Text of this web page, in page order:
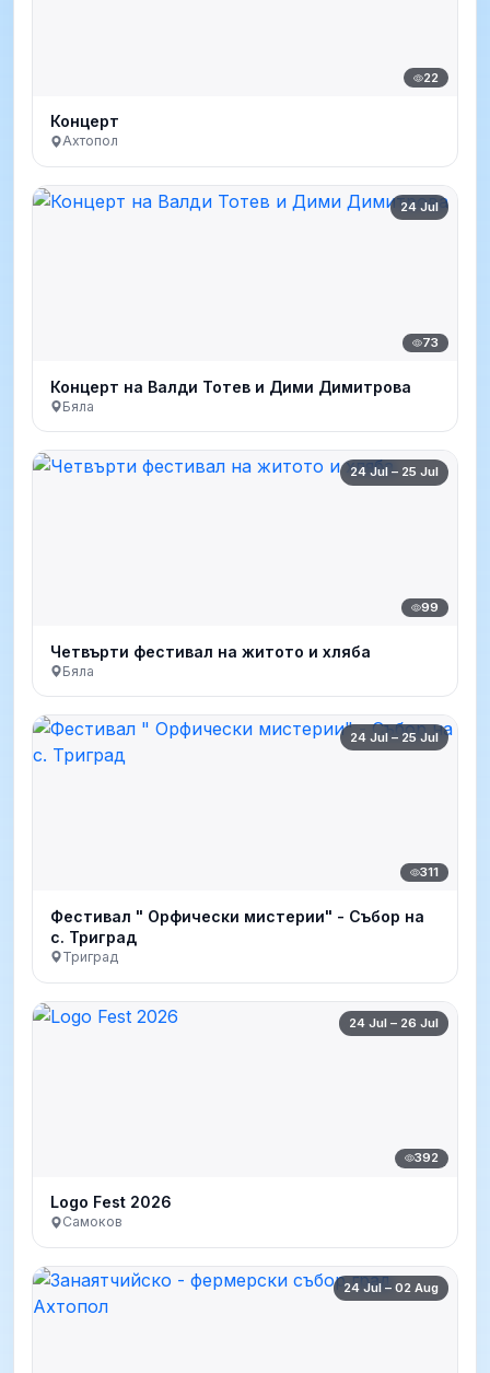
22
Концерт
Ахтопол
24 Jul
73
Концерт на Валди Тотев и Дими Димитрова
Бяла
24 Jul – 25 Jul
99
Четвърти фестивал на житото и хляба
Бяла
24 Jul – 25 Jul
311
Фестивал " Орфически мистерии" - Събор на
с. Триград
Триград
24 Jul – 26 Jul
392
Logo Fest 2026
Самоков
24 Jul – 02 Aug